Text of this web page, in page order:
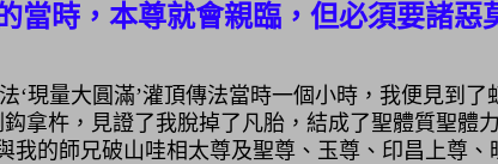
時，本尊就會親臨，但必須要諸惡
量大圓滿’灌頂傳法當時一個小時，我便見到了
拿杵，見證了我脫掉了凡胎，結成了聖體質聖體
我的師兄破山哇相太尊及聖尊、玉尊、印昌上尊